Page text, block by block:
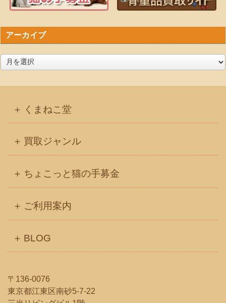
アーカイブ
くまねこ堂
買取ジャンル
ちょこっと猫の手募金
ご利用案内
BLOG
〒136-0076
東京都江東区南砂5-7-22